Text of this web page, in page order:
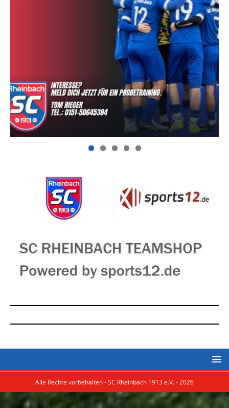
Alle Rechte vorbehalten - SC Rheinbach 1913 e.V. - 2026